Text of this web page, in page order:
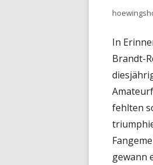
Autor
In
Brandt-
fehlten
gewann